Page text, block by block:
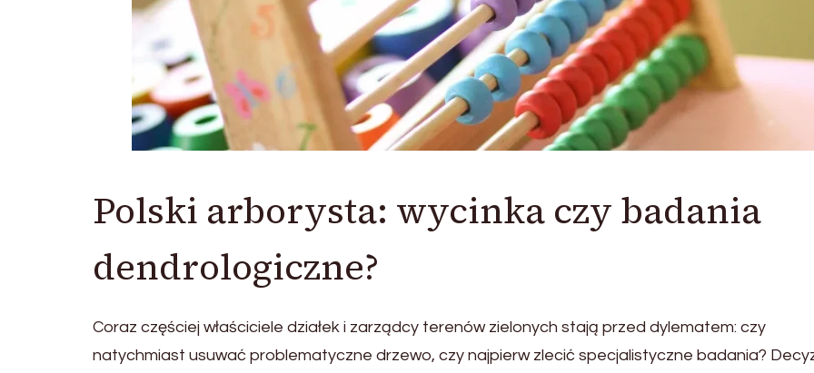
Polski arborysta: wycinka czy badania
dendrologiczne?
Coraz częściej właściciele działek i zarządcy terenów zielonych stają przed dylematem: czy
natychmiast usuwać problematyczne drzewo, czy najpierw zlecić specjalistyczne badania?